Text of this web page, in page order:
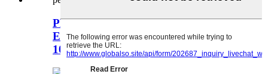
PEIXA DE PEIXEMENT
ENZITMÀTICA HIDROLYZAT
100% PEL PEL ...